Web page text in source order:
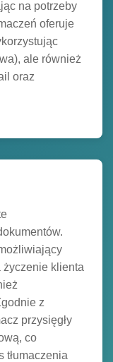
na potrzeby
oferuje
ale również
oraz
życzenie klienta
z
przysięgły
co
tłumaczenia